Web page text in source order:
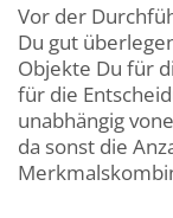
Vor der
Du gut
Objekte Du für
für die
unabhängig
da sonst die